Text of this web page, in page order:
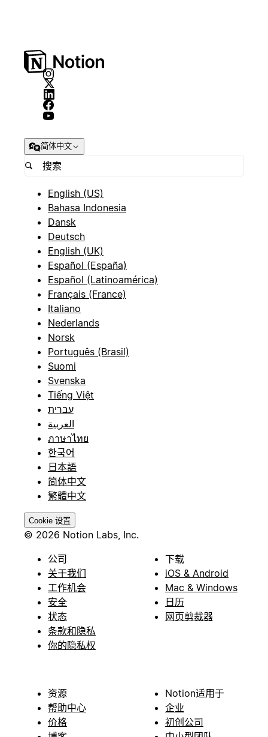
简体中文
English (US)
Bahasa Indonesia
Dansk
Deutsch
English (UK)
Español (España)
Español (Latinoamérica)
Français (France)
Italiano
Nederlands
Norsk
Português (Brasil)
Suomi
Svenska
Tiếng Việt
עברית
العربية
ภาษาไทย
한국어
日本語
简体中文
繁體中文
Cookie 设置
© 2026 Notion Labs, Inc.
公司
关于我们
工作机会
安全
状态
条款和隐私
你的隐私权
下载
iOS & Android
Mac & Windows
日历
网页剪裁器
资源
帮助中心
价格
Notion适用于
企业
初创公司